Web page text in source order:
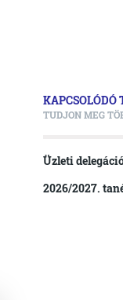
KAPCSOLÓDÓ
TUDJON MEG
Üzleti
2026/2027.